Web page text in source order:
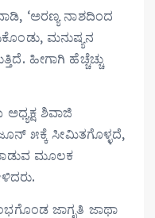
‘ಅರಣ್ಯ ನಾಶದಿಂದ
ಮನುಷ್ಯನ
ಹೀಗಾಗಿ ಹೆಚ್ಚೆಚ್ಚು
ಶಿವಾಜಿ
೫ಕ್ಕೆ ಸೀಮಿತಗೊಳ್ಳದೆ,
ಮೂಲಕ
ಜಾಗೃತಿ ಜಾಥಾ